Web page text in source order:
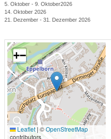
5. Oktober - 9. Oktober2026
14. Oktober 2026
21. Dezember - 31. Dezember 2026
🔍
+−
Leaflet | ©OpenStreetMap
contributors